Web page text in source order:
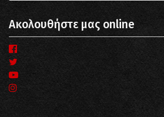
Ακολουθήστε μας online